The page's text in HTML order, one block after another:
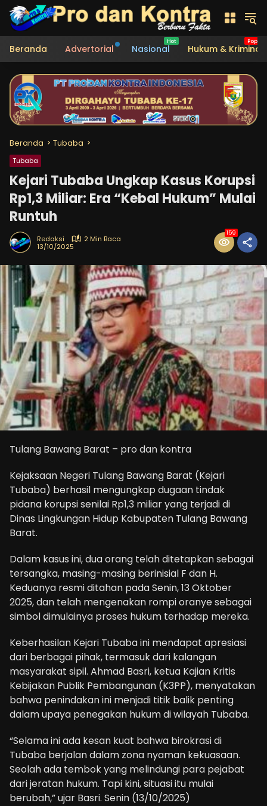
Langsung
konten
Beranda
Advertorial Nasional Hukum & Kriminal
Beranda Tubaba
Tubaba
Kejari Tubaba Ungkap Kasus Korupsi
Rp1,3 Miliar: Era “Kebal Hukum” Mulai
Runtuh
Redaksi
2 Min Baca
13/10/2025
159
Tulang Bawang Barat – pro dan kontra
Kejaksaan Negeri Tulang Bawang Barat (Kejari
Tubaba) berhasil mengungkap dugaan tindak
pidana korupsi senilai Rp1,3 miliar yang terjadi di
Dinas Lingkungan Hidup Kabupaten Tulang Bawang
Barat.
Dalam kasus ini, dua orang telah ditetapkan sebagai
tersangka, masing-masing berinisial F dan H.
Keduanya resmi ditahan pada Senin, 13 Oktober
2025, dan telah mengenakan rompi oranye sebagai
simbol dimulainya proses hukum terhadap mereka.
Keberhasilan Kejari Tubaba ini mendapat apresiasi
dari berbagai pihak, termasuk dari kalangan
masyarakat sipil. Ahmad Basri, ketua Kajian Kritis
Kebijakan Publik Pembangunan (K3PP), menyatakan
bahwa penindakan ini menjadi titik balik penting
dalam upaya penegakan hukum di wilayah Tubaba.
“Selama ini ada kesan kuat bahwa birokrasi di
Tubaba berjalan dalam zona nyaman kekuasaan.
Seolah ada tembok yang melindungi para pejabat
dari jeratan hukum. Tapi kini, situasi itu mulai
berubah,” ujar Basri. Senin (13/10/2025)